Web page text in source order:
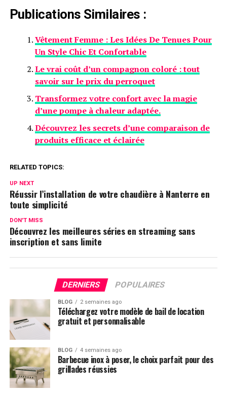
Publications Similaires :
Vêtement Femme : Les Idées De Tenues Pour
Un Style Chic Et Confortable
Le vrai coût d’un compagnon coloré : tout
savoir sur le prix du perroquet
Transformez votre confort avec la magie
d’une pompe à chaleur adaptée.
Découvrez les secrets d’une comparaison de
produits efficace et éclairée
RELATED TOPICS:
UP NEXT
Réussir l’installation de votre chaudière à Nanterre en
toute simplicité
DON'T MISS
Découvrez les meilleures séries en streaming sans
inscription et sans limite
DERNIERS POPULAIRES
BLOG 2 semaines ago
Téléchargez votre modèle de bail de location
gratuit et personnalisable
BLOG 4 semaines ago
Barbecue inox à poser, le choix parfait pour des
grillades réussies